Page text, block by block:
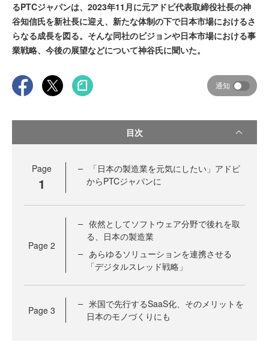
るPTCジャパンは、2023年11月に元アドビ代表取締役社長の神
谷知信氏を新社長に迎え、新たな体制の下で日本市場におけるさ
らなる成長を図る。そんな同社のビジョンや日本市場における事
業戦略、今後の展望などについて神谷氏に聞いた。
通知
目次
Page
1
「日本の製造業を元気にしたい」アドビ
からPTCジャパンに
Page 2
依然としてソフトウェア分野で後れを取
る、日本の製造業
あらゆるソリューションを連携させる
「デジタルスレッド戦略」
Page 3
米国で先行するSaaS化、そのメリットを
日本のモノづくりにも